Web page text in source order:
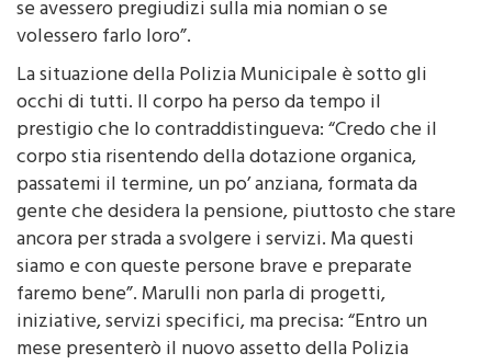
se avessero pregiudizi sulla mia nomian o se
volessero farlo loro”.
La situazione della Polizia Municipale è sotto gli
occhi di tutti. Il corpo ha perso da tempo il
prestigio che lo contraddistingueva: “Credo che il
corpo stia risentendo della dotazione organica,
passatemi il termine, un po’ anziana, formata da
gente che desidera la pensione, piuttosto che stare
ancora per strada a svolgere i servizi. Ma questi
siamo e con queste persone brave e preparate
faremo bene”. Marulli non parla di progetti,
iniziative, servizi specifici, ma precisa: “Entro un
mese presenterò il nuovo assetto della Polizia